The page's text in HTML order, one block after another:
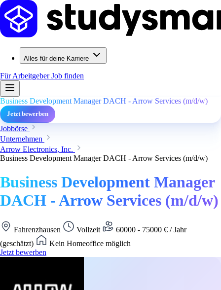
Alles für deine Karriere
Für ArbeitgeberJob finden
Business Development Manager DACH - Arrow Services (m/d/w)
Jetzt bewerben
Jobbörse
Unternehmen
Arrow Electronics, Inc.
Business Development Manager DACH - Arrow Services (m/d/w)
Business Development Manager
DACH - Arrow Services (m/d/w)
Fahrenzhausen Vollzeit
60000 - 75000 € / Jahr
(geschätzt)
Kein Homeoffice möglich
Jetzt bewerben